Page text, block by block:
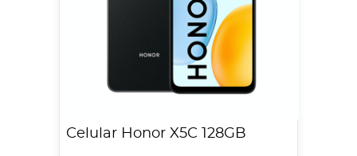
Celular Honor X5C 128GB